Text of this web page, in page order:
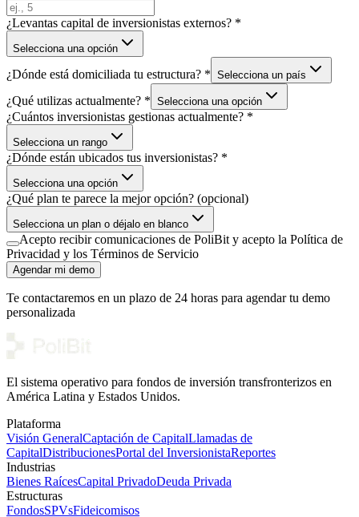
¿Levantas capital de inversionistas externos? *
Selecciona una opción
¿Dónde está domiciliada tu estructura? * Selecciona un país
¿Qué utilizas actualmente? * Selecciona una opción
¿Cuántos inversionistas gestionas actualmente? *
Selecciona un rango
¿Dónde están ubicados tus inversionistas? *
Selecciona una opción
¿Qué plan te parece la mejor opción? (opcional)
Selecciona un plan o déjalo en blanco
Acepto recibir comunicaciones de PoliBit y acepto la Política de
Privacidad y los Términos de Servicio
Agendar mi demo
Te contactaremos en un plazo de 24 horas para agendar tu demo
personalizada
El sistema operativo para fondos de inversión transfronterizos en
América Latina y Estados Unidos.
Plataforma
Visión GeneralCaptación de CapitalLlamadas de
CapitalDistribucionesPortal del InversionistaReportes
Industrias
Bienes RaícesCapital PrivadoDeuda Privada
Estructuras
FondosSPVsFideicomisos